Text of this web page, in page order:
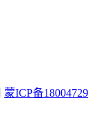
蒙ICP备18004729